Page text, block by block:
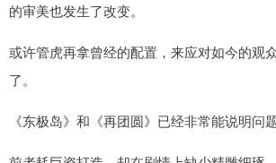
的审美也发生了改变。
或许管虎再拿曾经的配置，来应对如今的观
了。
《东极岛》和《再团圆》已经非常能说明问题